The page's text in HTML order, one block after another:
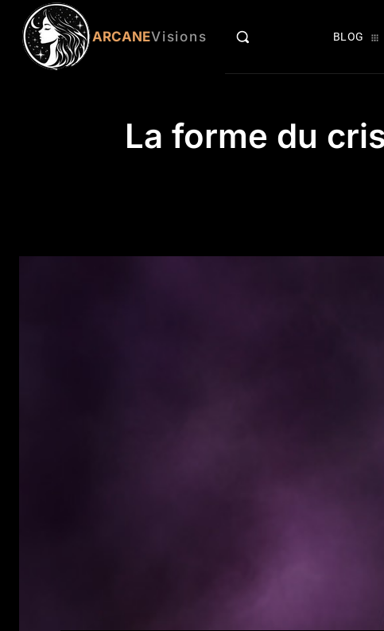
ARCANEVisions BLOG
La forme du